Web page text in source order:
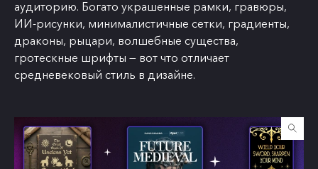
аудиторию. Богато украшенные рамки, гравюры,
ИИ-рисунки, минималистичные сетки, градиенты,
драконы, рыцари, волшебные существа,
гротескные шрифты — вот что отличает
средневековый стиль в дизайне.